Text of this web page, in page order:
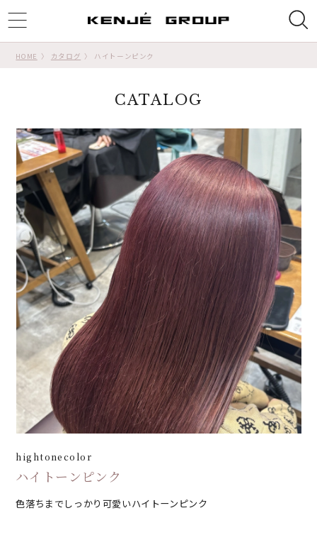
HOME カタログ ハイトーンピンク
CATALOG
hightonecolor
ハイトーンピンク
色落ちまでしっかり可愛いハイトーンピンク